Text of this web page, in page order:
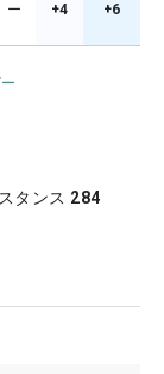
ー +4 +6
タンス 284